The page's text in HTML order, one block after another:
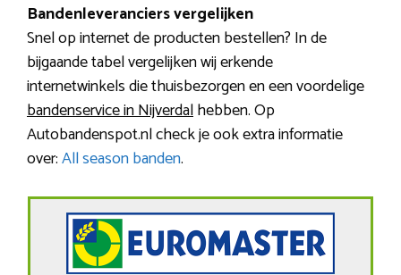
Bandenleveranciers vergelijken
Snel op internet de producten bestellen? In de
bijgaande tabel vergelijken wij erkende
internetwinkels die thuisbezorgen en een voordelige
bandenservice in Nijverdalhebben. Op
Autobandenspot.nl check je ook extra informatie
over:All season banden.